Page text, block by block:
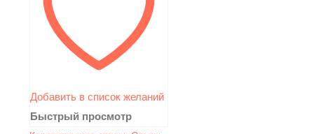
Добавить в список желаний
Быстрый просмотр